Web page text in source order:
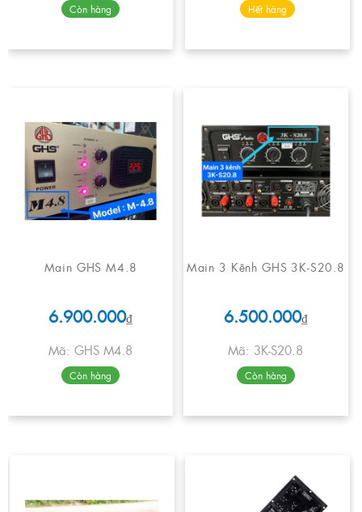
Còn hàng Hết hàng
Main GHS M4.8
6.900.000₫
Mã: GHS M4.8
Còn hàng
Main 3 Kênh GHS 3K-S20.8
6.500.000₫
Mã: 3K-S20.8
Còn hàng